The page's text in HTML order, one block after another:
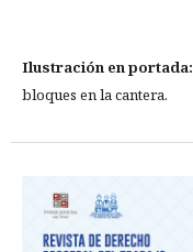
Ilustración en portada:
bloques en la cantera.